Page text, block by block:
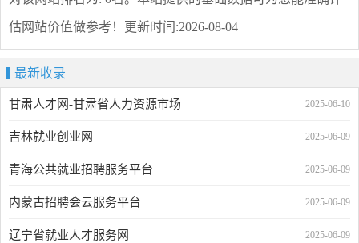
估网站价值做参考！ 更新时间:2026-08-04
最新收录
2025-06-10
甘肃人才网-甘肃省人力资源市场
2025-06-09
吉林就业创业网
2025-06-09
青海公共就业招聘服务平台
2025-06-09
内蒙古招聘会云服务平台
2025-06-09
辽宁省就业人才服务网